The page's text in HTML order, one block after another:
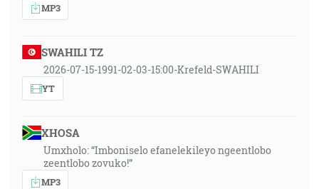
MP3
SWAHILI TZ
2026-07-15-1991-02-03-15:00-Krefeld-SWAHILI
YT
XHOSA
Umxholo: “Imboniselo efanelekileyo ngeentlobo
zeentlobo zovuko!”
MP3